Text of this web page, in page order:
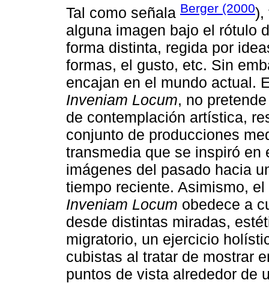
Tal como señala Berger (2000),
alguna imagen bajo el rótulo
forma distinta, regida por
formas, el gusto, etc. Sin
encajan en el mundo actual.
Inveniam Locum, no
de contemplación artística,
conjunto de producciones
transmedia que se inspiró en
imágenes del pasado hacia
tiempo reciente. Asimismo,
Inveniam Locum obedece a
desde distintas miradas,
migratorio, un ejercicio
cubistas al tratar de mostrar
puntos de vista alrededor de